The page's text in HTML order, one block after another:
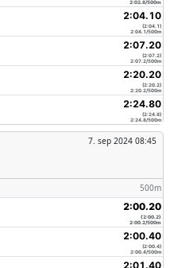
2:02.8/500m
2:04.10
(2:04.1)
2:04.1/500m
2:07.20
(2:07.2)
2:07.2/500m
2:20.20
(2:20.2)
2:20.2/500m
2:24.80
(2:24.8)
2:24.8/500m
7. sep 2024 08:45
500m
2:00.20
(2:00.2)
2:00.2/500m
2:00.40
(2:00.4)
2:00.4/500m
2:01.40